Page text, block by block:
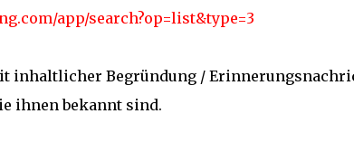
app/search?op=list&type=3
inhaltlicher Begründung /
ihnen bekannt sind.